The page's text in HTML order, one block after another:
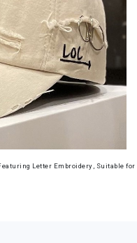
Letter Embroidery, Suitable